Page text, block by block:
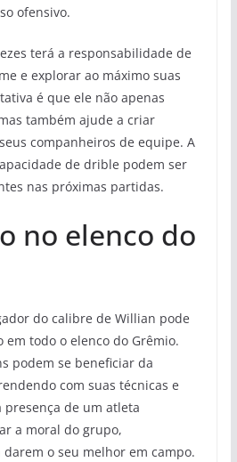
ofensivo.
terá a responsabilidade de
e explorar ao máximo suas
é que ele não apenas
também ajude a criar
companheiros de equipe. A
de drible podem ser
nas próximas partidas.
no elenco do
do calibre de Willian pode
todo o elenco do Grêmio.
podem se beneficiar da
com suas técnicas e
presença de um atleta
a moral do grupo,
o seu melhor em campo.